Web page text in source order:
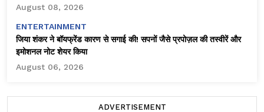
August 08, 2026
ENTERTAINMENT
जिया शंकर ने बॉयफ्रेंड कारण से सगाई की! सपनों जैसे प्रपोज़ल की तस्वीरें और
इमोशनल नोट शेयर किया
August 06, 2026
ADVERTISEMENT